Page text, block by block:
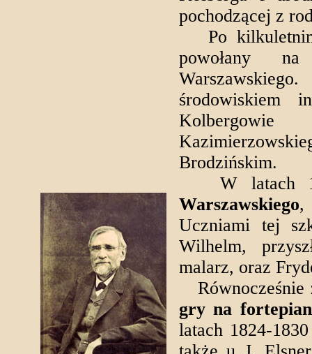
pochodzącej z
Po kilkuletnim
powołany
środowiskiem
Brodzińskim.
W latach
Warszawskiego,
Uczniami tej
Wilhelm,
malarz, oraz
Równocześnie
gry na
latach 1824-